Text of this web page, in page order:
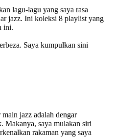
lagu-lagu yang saya rasa
jazz. Ini koleksi 8 playlist yang
ini.
Saya kumpulkan sini
jazz adalah dengar
Makanya, saya mulakan siri
rakaman yang saya